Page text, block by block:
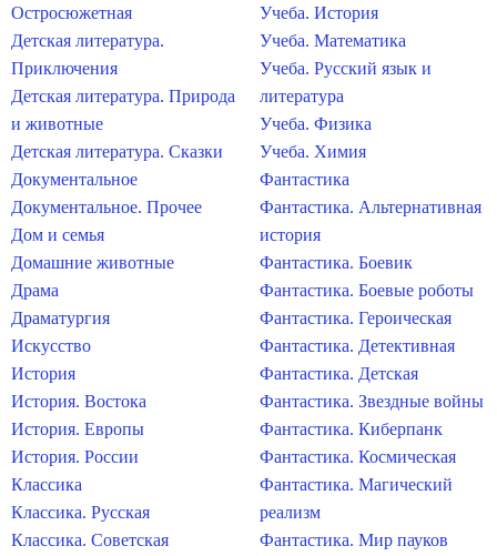
Остросюжетная
Детская литература.
Приключения
Детская литература. Природа
и животные
Детская литература. Сказки
Документальное
Документальное. Прочее
Дом и семья
Домашние животные
Драма
Драматургия
Искусство
История
История. Востока
История. Европы
История. России
Классика
Классика. Русская
Классика. Советская
Учеба. История
Учеба. Математика
Учеба. Русский язык и
литература
Учеба. Физика
Учеба. Химия
Фантастика
Фантастика. Альтернативная
история
Фантастика. Боевик
Фантастика. Боевые роботы
Фантастика. Героическая
Фантастика. Детективная
Фантастика. Детская
Фантастика. Звездные войны
Фантастика. Киберпанк
Фантастика. Космическая
Фантастика. Магический
реализм
Фантастика. Мир пауков